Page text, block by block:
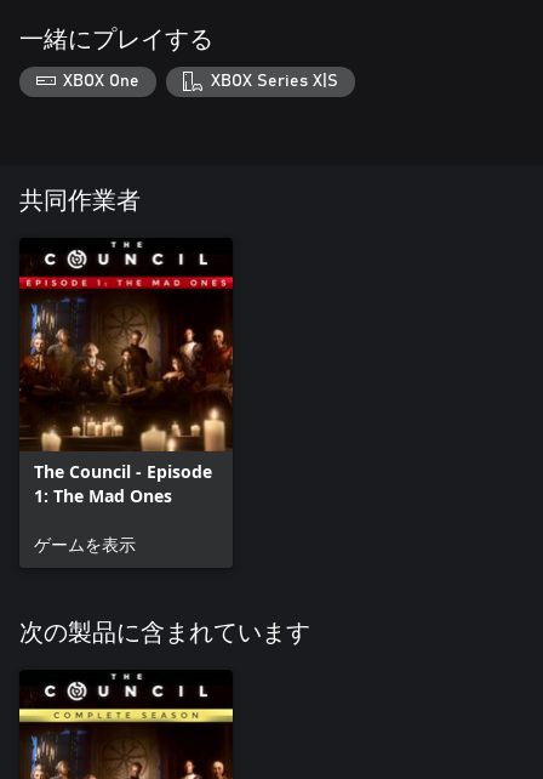
一緒にプレイする
XBOX One XBOX Series X|S
共同作業者
The Council - Episode
1: The Mad Ones
ゲームを表示
次の製品に含まれています